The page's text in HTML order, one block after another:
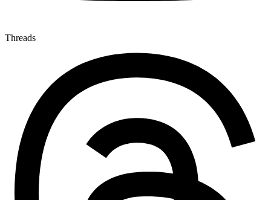
Threads